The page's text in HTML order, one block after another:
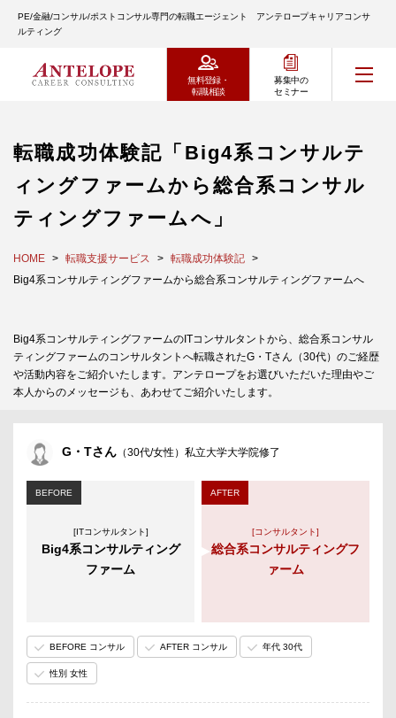
PE/金融/コンサル/ポストコンサル専門の転職エージェント アンテロープキャリアコンサ
ルティング
無料登録・
転職相談
募集中の
セミナー
転職成功体験記「Big4系コンサルテ
ィングファームから総合系コンサル
ティングファームへ」
HOME 転職支援サービス
転職成功体験記
Big4系コンサルティングファームから総合系コンサルティングファームへ
Big4系コンサルティングファームのITコンサルタントから、総合系コンサル
ティングファームのコンサルタントへ転職されたG・Tさん（30代）のご経歴
や活動内容をご紹介いたします。アンテロープをお選びいただいた理由やご
本人からのメッセージも、あわせてご紹介いたします。
G・Tさん （30代/女性）私立大学大学院修了
BEFORE
[ITコンサルタント]
Big4系コンサルティング
ファーム
AFTER
[コンサルタント]
総合系コンサルティングフ
ァーム
BEFORE コンサル AFTER コンサル 年代 30代
性別 女性